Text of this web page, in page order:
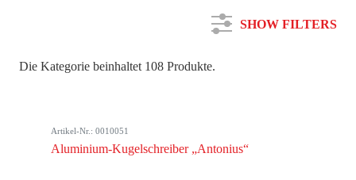
SHOW FILTERS
Farbe
Die Kategorie beinhaltet 108 Produkte.
Artikel-Nr.: 0010051
Aluminium-Kugelschreiber „Antonius“